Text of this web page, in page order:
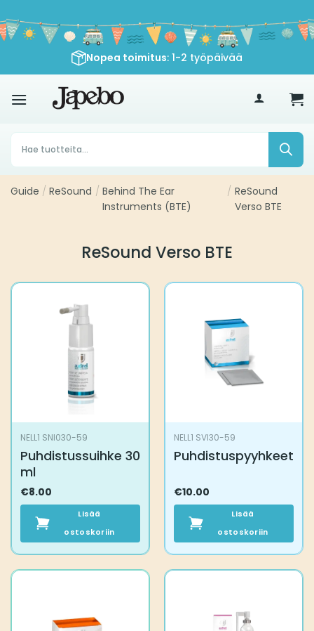
sisältöön
Nopea toimitus: 1-2 työpäivää
€ 35
Products
search
Guide / ReSound / Behind The Ear
Instruments (BTE)
/ ReSound
Verso BTE
ReSound Verso BTE
NELL1 SNI030-59
Puhdistussuihke 30
ml
€8.00
Lisää
ostoskoriin
NELL1 SVI30-59
Puhdistuspyyhkeet
€10.00
Lisää
ostoskoriin